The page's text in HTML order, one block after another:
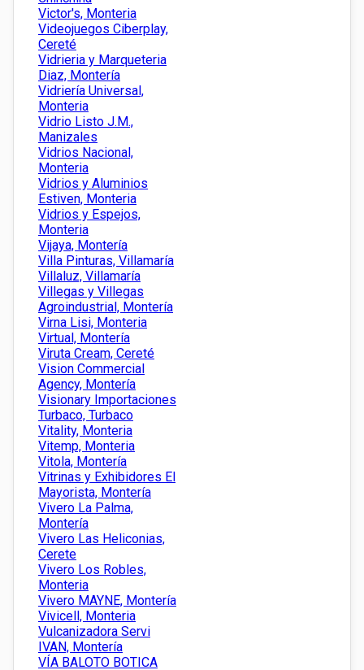
Victor's, Monteria
Videojuegos Ciberplay,
Cereté
Vidrieria y Marqueteria
Diaz, Montería
Vidriería Universal,
Monteria
Vidrio Listo J.M.,
Manizales
Vidrios Nacional,
Monteria
Vidrios y Aluminios
Estiven, Monteria
Vidrios y Espejos,
Monteria
Vijaya, Montería
Villa Pinturas, Villamaría
Villaluz, Villamaría
Villegas y Villegas
Agroindustrial, Montería
Virna Lisi, Monteria
Virtual, Montería
Viruta Cream, Cereté
Vision Commercial
Agency, Montería
Visionary Importaciones
Turbaco, Turbaco
Vitality, Monteria
Vitemp, Monteria
Vitola, Montería
Vitrinas y Exhibidores El
Mayorista, Montería
Vivero La Palma,
Montería
Vivero Las Heliconias,
Cerete
Vivero Los Robles,
Monteria
Vivero MAYNE, Montería
Vivicell, Monteria
Vulcanizadora Servi
IVAN, Montería
VÍA BALOTO BOTICA